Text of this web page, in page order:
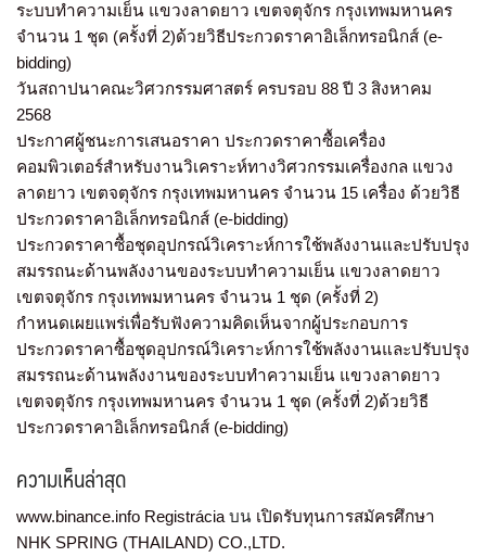
ระบบทำความเย็น แขวงลาดยาว เขตจตุจักร กรุงเทพมหานคร
จำนวน 1 ชุด (ครั้งที่ 2)ด้วยวิธีประกวดราคาอิเล็กทรอนิกส์ (e-
bidding)
วันสถาปนาคณะวิศวกรรมศาสตร์ ครบรอบ 88 ปี 3 สิงหาคม
2568
ประกาศผู้ชนะการเสนอราคา ประกวดราคาซื้อเครื่อง
คอมพิวเตอร์สำหรับงานวิเคราะห์ทางวิศวกรรมเครื่องกล แขวง
ลาดยาว เขตจตุจักร กรุงเทพมหานคร จำนวน 15 เครื่อง ด้วยวิธี
ประกวดราคาอิเล็กทรอนิกส์ (e-bidding)
ประกวดราคาซื้อชุดอุปกรณ์วิเคราะห์การใช้พลังงานและปรับปรุง
สมรรถนะด้านพลังงานของระบบทำความเย็น แขวงลาดยาว
เขตจตุจักร กรุงเทพมหานคร จำนวน 1 ชุด (ครั้งที่ 2)
กำหนดเผยแพร่เพื่อรับฟังความคิดเห็นจากผู้ประกอบการ
ประกวดราคาซื้อชุดอุปกรณ์วิเคราะห์การใช้พลังงานและปรับปรุง
สมรรถนะด้านพลังงานของระบบทำความเย็น แขวงลาดยาว
เขตจตุจักร กรุงเทพมหานคร จำนวน 1 ชุด (ครั้งที่ 2)ด้วยวิธี
ประกวดราคาอิเล็กทรอนิกส์ (e-bidding)
ความเห็นล่าสุด
www.binance.info Registráciaบน เปิดรับทุนการสมัครศึกษา
NHK SPRING (THAILAND) CO.,LTD.